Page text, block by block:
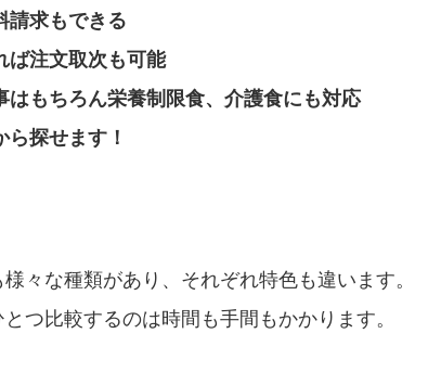
請求もできる
ば注文取次も可能
はもちろん栄養制限食、介護食にも対応
探せます！
々な種類があり、それぞれ特色も違います。
つ比較するのは時間も手間もかかります。